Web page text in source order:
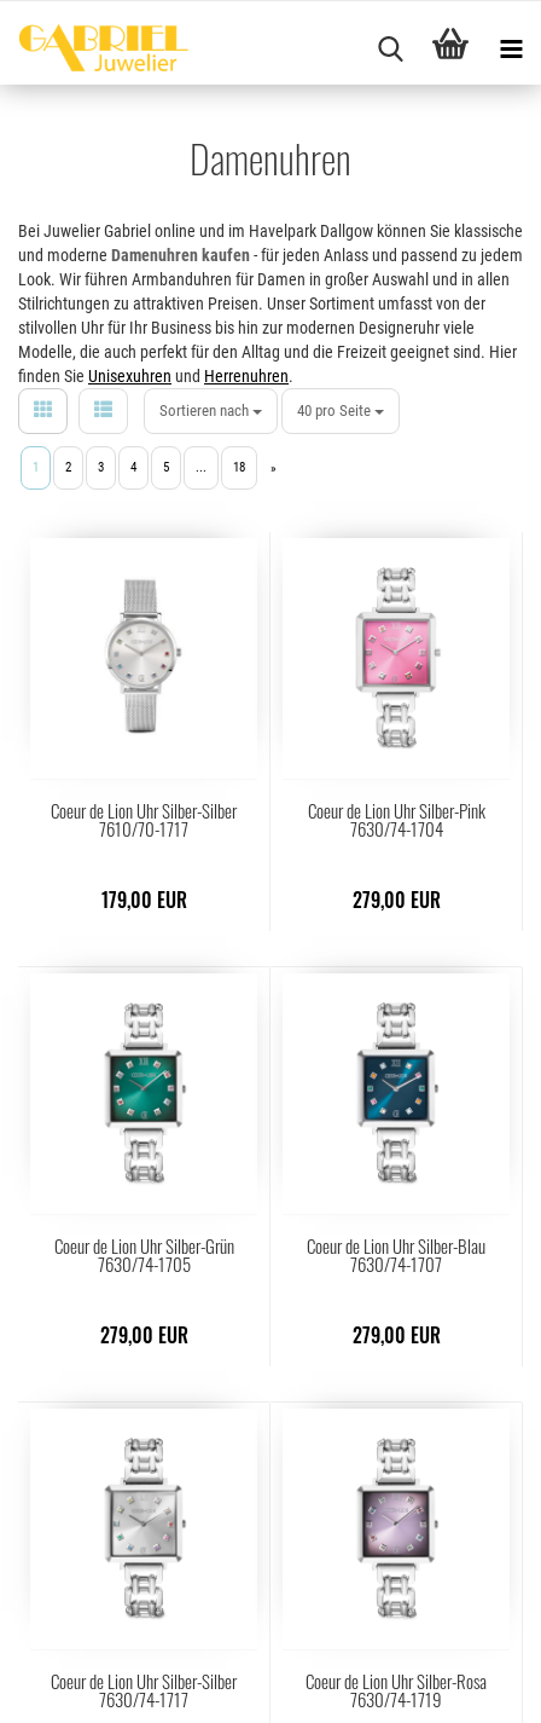
Damenuhren
Bei Juwelier Gabriel online und im Havelpark Dallgow können Sie klassische
und moderne Damenuhren kaufen- für jeden Anlass und passend zu jedem
Look. Wir führen Armbanduhren für Damen in großer Auswahl und in allen
Stilrichtungen zu attraktiven Preisen. Unser Sortiment umfasst von der
stilvollen Uhr für Ihr Business bis hin zur modernen Designeruhr viele
Modelle, die auch perfekt für den Alltag und die Freizeit geeignet sind. Hier
finden Sie Unisexuhren und Herrenuhren.
Sortieren nach 40 pro Seite
1 2 3 4 5 ... 18 »
Coeur de Lion Uhr Silber-Silber
7610/70-1717
179,00 EUR
Coeur de Lion Uhr Silber-Pink
7630/74-1704
279,00 EUR
Coeur de Lion Uhr Silber-Grün
7630/74-1705
279,00 EUR
Coeur de Lion Uhr Silber-Blau
7630/74-1707
279,00 EUR
Coeur de Lion Uhr Silber-Silber
7630/74-1717
Coeur de Lion Uhr Silber-Rosa
7630/74-1719